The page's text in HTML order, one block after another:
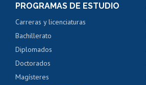
PROGRAMAS DE ESTUDIO
Carreras y licenciaturas
Bachillerato
Diplomados
Doctorados
Magísteres